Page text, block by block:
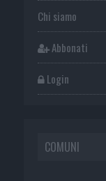
Chi siamo
Abbonati
Login
COMUNI